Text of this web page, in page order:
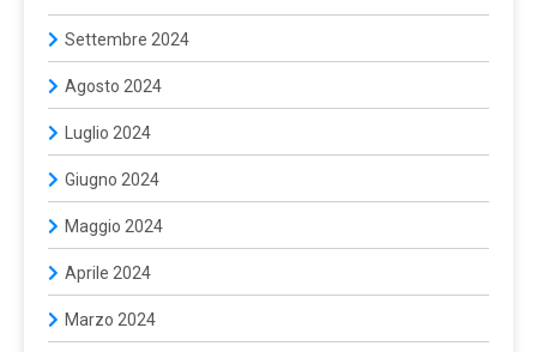
Settembre 2024
Agosto 2024
Luglio 2024
Giugno 2024
Maggio 2024
Aprile 2024
Marzo 2024